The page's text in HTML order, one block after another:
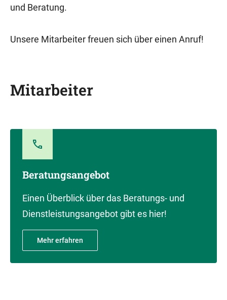
und Beratung.
Unsere Mitarbeiter freuen sich über einen Anruf!
Mitarbeiter
Beratungsangebot
Einen Überblick über das Beratungs- und
Dienstleistungsangebot gibt es hier!
Mehr erfahren